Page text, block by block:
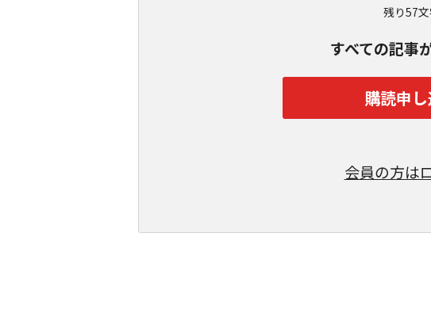
残り57
すべての記事
購読申
会員の方は